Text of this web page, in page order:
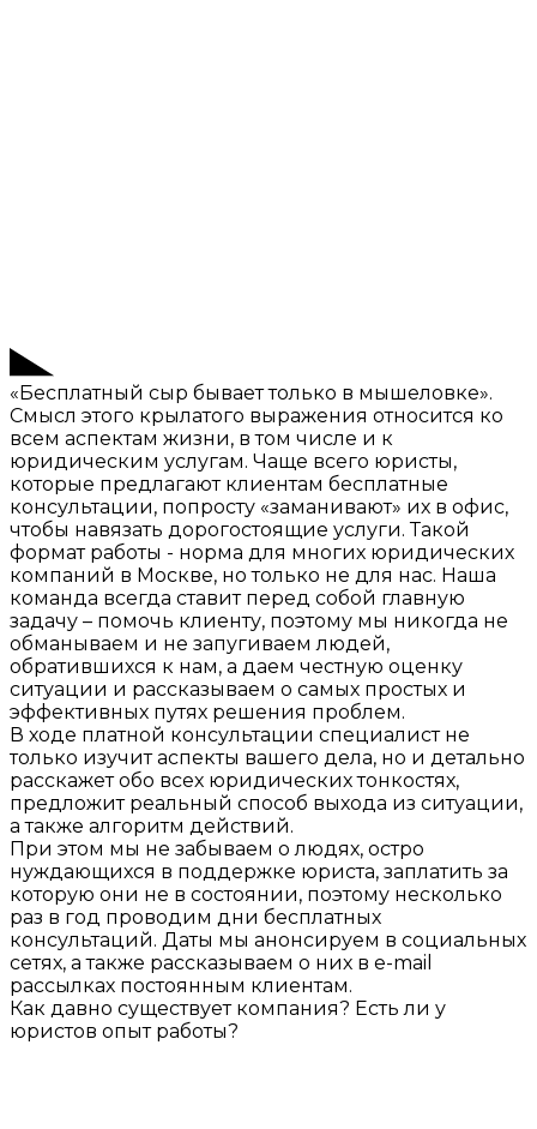
«Бесплатный сыр бывает только в мышеловке».
Смысл этого крылатого выражения относится ко
всем аспектам жизни, в том числе и к
юридическим услугам. Чаще всего юристы,
которые предлагают клиентам бесплатные
консультации, попросту «заманивают» их в офис,
чтобы навязать дорогостоящие услуги. Такой
формат работы - норма для многих юридических
компаний в Москве, но только не для нас. Наша
команда всегда ставит перед собой главную
задачу – помочь клиенту, поэтому мы никогда не
обманываем и не запугиваем людей,
обратившихся к нам, а даем честную оценку
ситуации и рассказываем о самых простых и
эффективных путях решения проблем.
В ходе платной консультации специалист не
только изучит аспекты вашего дела, но и детально
расскажет обо всех юридических тонкостях,
предложит реальный способ выхода из ситуации,
а также алгоритм действий.
При этом мы не забываем о людях, остро
нуждающихся в поддержке юриста, заплатить за
которую они не в состоянии, поэтому несколько
раз в год проводим дни бесплатных
консультаций. Даты мы анонсируем в социальных
сетях, а также рассказываем о них в e-mail
рассылках постоянным клиентам.
Как давно существует компания? Есть ли у
юристов опыт работы?